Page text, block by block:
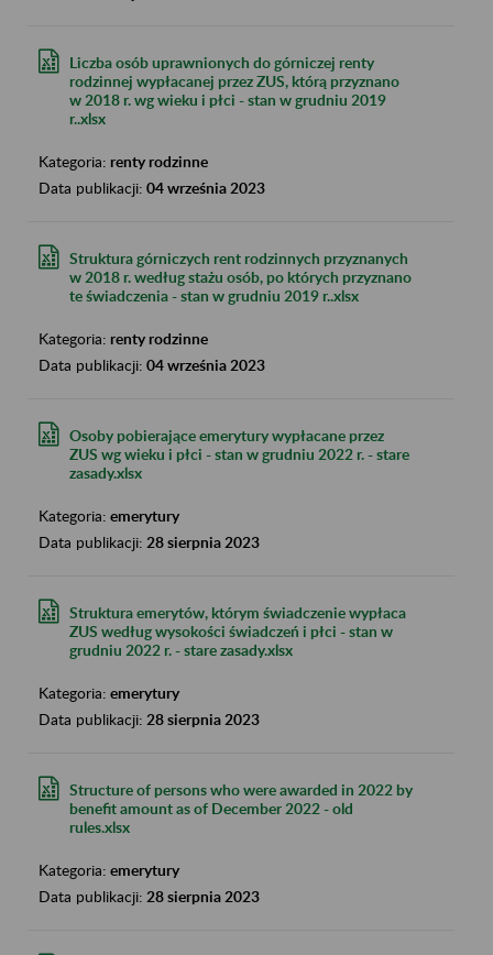
Liczba osób uprawnionych do górniczej renty
rodzinnej wypłacanej przez ZUS, którą przyznano
w 2018 r. wg wieku i płci - stan w grudniu 2019
r..xlsx
Kategoria: renty rodzinne
Data publikacji: 04 września 2023
Struktura górniczych rent rodzinnych przyznanych
w 2018 r. według stażu osób, po których przyznano
te świadczenia - stan w grudniu 2019 r..xlsx
Kategoria: renty rodzinne
Data publikacji: 04 września 2023
Osoby pobierające emerytury wypłacane przez
ZUS wg wieku i płci - stan w grudniu 2022 r. - stare
zasady.xlsx
Kategoria: emerytury
Data publikacji: 28 sierpnia 2023
Struktura emerytów, którym świadczenie wypłaca
ZUS według wysokości świadczeń i płci - stan w
grudniu 2022 r. - stare zasady.xlsx
Kategoria: emerytury
Data publikacji: 28 sierpnia 2023
Structure of persons who were awarded in 2022 by
benefit amount as of December 2022 - old
rules.xlsx
Kategoria: emerytury
Data publikacji: 28 sierpnia 2023